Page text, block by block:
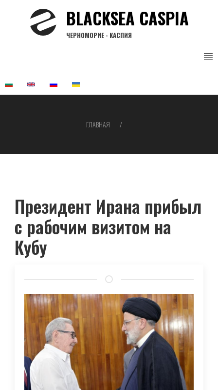
BLACKSEA CASPIA
ЧЕРНОМОРИЕ - КАСПИЯ
навигации
ГЛАВНАЯ
Президент Ирана прибыл
с рабочим визитом на
Кубу